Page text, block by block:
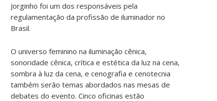
Jorginho foi um dos responsáveis pela
regulamentação da profissão de iluminador no
Brasil.
O universo feminino na iluminação cênica,
sonoridade cênica, crítica e estética da luz na cena,
sombra à luz da cena, e cenografia e cenotecnia
também serão temas abordados nas mesas de
debates do evento. Cinco oficinas estão